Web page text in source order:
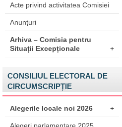
Acte privind activitatea Comisiei
Anunțuri
Arhiva – Comisia pentru
Situații Excepționale
+
CONSILIUL ELECTORAL DE
CIRCUMSCRIPȚIE
Alegerile locale noi 2026 +